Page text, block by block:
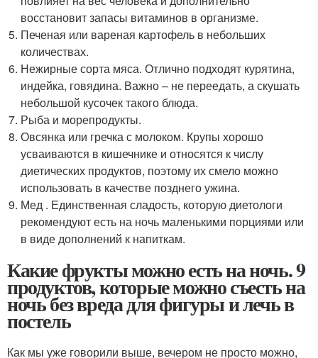
восстановит запасы витаминов в организме.
Печеная или вареная картофель в небольших
количествах.
Нежирные сорта мяса. Отлично подходят курятина,
индейка, говядина. Важно – не переедать, а скушать
небольшой кусочек такого блюда.
Рыба и морепродукты.
Овсянка или гречка с молоком. Крупы хорошо
усваиваются в кишечнике и относятся к числу
диетических продуктов, поэтому их смело можно
использовать в качестве позднего ужина.
Мед . Единственная сладость, которую диетологи
рекомендуют есть на ночь маленькими порциями или
в виде дополнений к напиткам.
Какие фрукты можно есть на ночь. 9
продуктов, которые можно съесть на
ночь без вреда для фигуры и лечь в
постель
Как мы уже говорили выше, вечером не просто можно,